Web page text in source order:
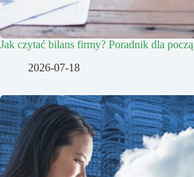
Jak czytać bilans firmy? Poradnik dla
2026-07-18